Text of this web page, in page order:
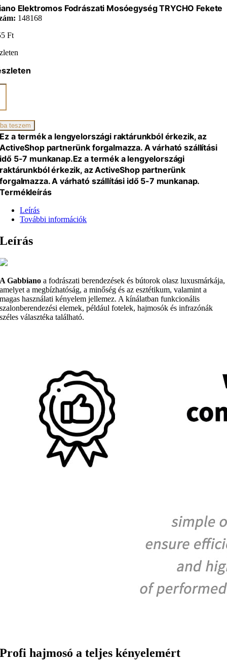
Elektromos Fodrászati Mosóegység TRYCHO Fekete
148168
Ft
teszem
Ez a termék a lengyelországi raktárunkból érkezik, az
ActiveShop partnerünk forgalmazza. A várható szállítási
idő 5-7 munkanap.Ez a termék a lengyelországi
raktárunkból érkezik, az ActiveShop partnerünk
forgalmazza. A várható szállítási idő 5-7 munkanap.
Termékleírás
Leírás
További információk
Leírás
A Gabbiano a fodrászati berendezések és bútorok olasz luxusmárkája,
amelyet a megbízhatóság, a minőség és az esztétikum, valamint a
magas használati kényelem jellemez. A kínálatban funkcionális
szalonberendezési elemek, például fotelek, hajmosók és infrazónák
széles választéka található.
Profi hajmosó a teljes kényelemért